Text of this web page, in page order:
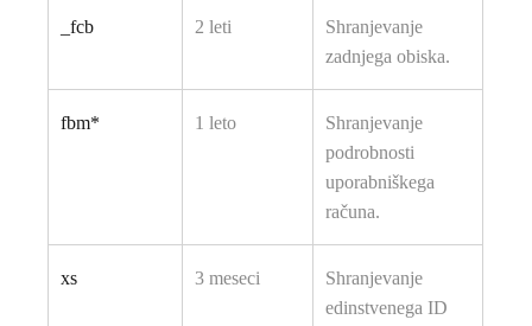
_fcb 2 leti
Shranjevanje
zadnjega obiska.
fbm* 1 leto
Shranjevanje
podrobnosti
uporabniškega
računa.
xs 3 meseci
Shranjevanje
edinstvenega ID